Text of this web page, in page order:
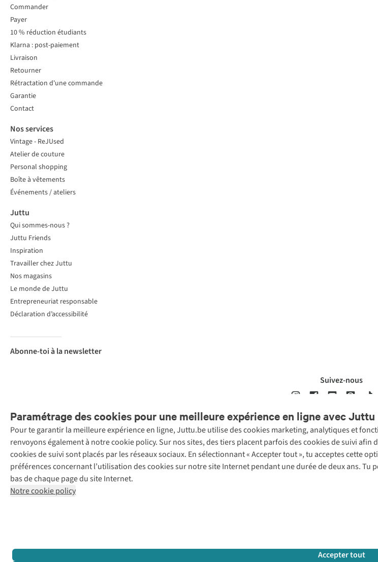
Paramétrage des cookies pour une meilleure expérience en ligne avec Juttu
Pour te garantir la meilleure expérience en ligne, Juttu.be utilise des cookies marketing, analytiques et
renvoyons également à notre cookie policy. Sur nos sites, des tiers placent parfois des cookies de suivi
cookies de suivi sont placés par les réseaux sociaux. En sélectionnant « Accepter tout », tu acceptes cette
préférences concernant l’utilisation des cookies sur notre site Internet pendant une durée de deux ans.
bas de chaque page du site Internet.
Notre cookie policy
Accepter tout
Commander
Payer
10 % réduction étudiants
Klarna : post-paiement
Livraison
Retourner
Rétractation d'une commande
Garantie
Contact
Nos services
Vintage - ReJUsed
Atelier de couture
Personal shopping
Boîte à vêtements
Événements / ateliers
Juttu
Qui sommes-nous ?
Juttu Friends
Inspiration
Travailler chez Juttu
Nos magasins
Le monde de Juttu
Entrepreneuriat responsable
Déclaration d’accessibilité
Abonne-toi à la newsletter
Suivez-nous
Mentions légales Politique de confidentialté
Retail Concepts
N.V.,
Smallandlaan
9, 2660
BTW BE